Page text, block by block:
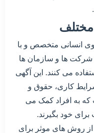
مختلف
انسانی متخصص و با
شرکت ها و سازمان ها
می کنند. این آگهی
کاری، حقوق و
که به افراد کمک می
خود بگیرند.
از روش های موثر برای